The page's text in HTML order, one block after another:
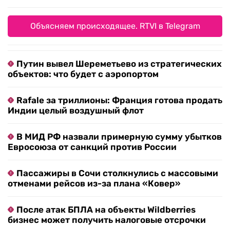
Объясняем происходящее. RTVI в Telegram
Путин вывел Шереметьево из стратегических
объектов: что будет с аэропортом
Rafale за триллионы: Франция готова продать
Индии целый воздушный флот
В МИД РФ назвали примерную сумму убытков
Евросоюза от санкций против России
Пассажиры в Сочи столкнулись с массовыми
отменами рейсов из-за плана «Ковер»
После атак БПЛА на объекты Wildberries
бизнес может получить налоговые отсрочки